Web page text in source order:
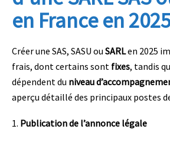
en France en
Créer une SAS, SASU ou SARLen 2025
frais, dont certains sont fixes, tandis
dépendent du niveau
aperçu détaillé des principaux postes
1. Publication de l’annonce légale